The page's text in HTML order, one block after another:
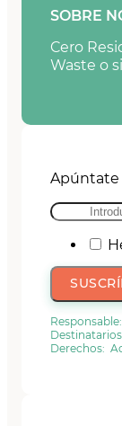
SOBRE
Cero
Waste o
Apúntate
Derechos: